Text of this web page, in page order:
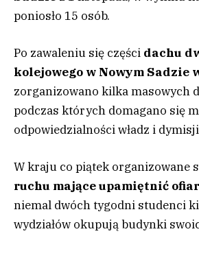
poniosło 15 osób.
Po zawaleniu się części dachu
kolejowego w Nowym Sadzie
zorganizowano kilka masowych
podczas których domagano się
odpowiedzialności władz i
W kraju co piątek organizowane
ruchu mające upamiętnić
niemal dwóch tygodni studenci
wydziałów okupują budynki